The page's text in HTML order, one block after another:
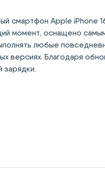
смартфон Apple iPhone
момент, оснащено
любые
версиях. Благодаря